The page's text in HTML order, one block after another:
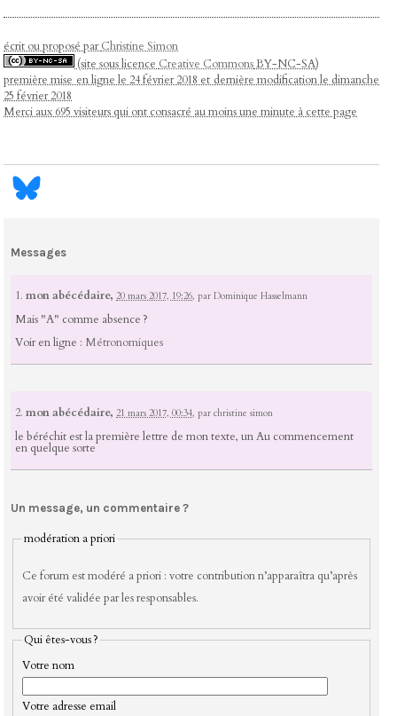
écrit ou proposé parChristine Simon
(site sous licence Creative CommonsBY-NC-SA)
première mise en ligne le 24 février 2018 et dernière modification le dimanche
25 février 2018
Merci aux 695 visiteurs qui ont consacré au moins une minute à cette page
Messages
1. mon abécédaire,20 mars 2017, 19:26,parDominique Hasselmann
Mais "A" comme absence ?
Voir en ligne : Métronomiques
2. mon abécédaire,21 mars 2017, 00:34,parchristine simon
le béréchit est la première lettre de mon texte, un Au commencement
en quelque sorte
Un message, un commentaire ?
modération a priori
Ce forum est modéré a priori : votre contribution n’apparaîtra qu’après
avoir été validée par les responsables.
Qui êtes-vous ?
Votre nom
Votre adresse email